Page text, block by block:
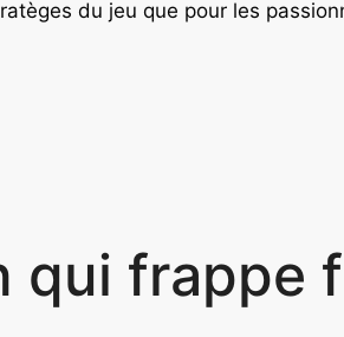
du jeu que pour les
qui frappe